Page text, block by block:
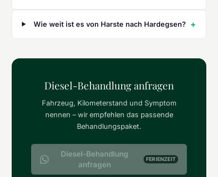
Wie weit ist es von Harste nach Hardegsen?
Diesel-Behandlung anfragen
Fahrzeug, Kilometerstand und Symptom
nennen – wir empfehlen das passende
Behandlungspaket.
Diesel-Behandlung
anfragen
FERIENZEIT